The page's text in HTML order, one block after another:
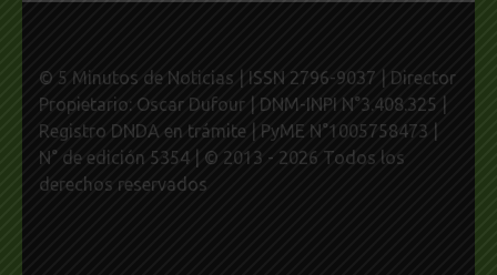
© 5 Minutos de Noticias | ISSN 2796-9037 | Director
Propietario: Oscar Dufour | DNM-INPI N°3.408.325 |
Registro DNDA en trámite | PyME N°1005758473 |
N° de edición 5354 | © 2013 - 2026 Todos los
derechos reservados